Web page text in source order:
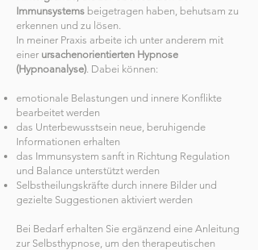
Immunsystems beigetragen haben, behutsam zu
erkennen und zu lösen.
In meiner Praxis arbeite ich unter anderem mit
einer ursachenorientierten Hypnose
(Hypnoanalyse). Dabei können:
emotionale Belastungen und innere Konflikte
bearbeitet werden
das Unterbewusstsein neue, beruhigende
Informationen erhalten
das Immunsystem sanft in Richtung Regulation
und Balance unterstützt werden
Selbstheilungskräfte durch innere Bilder und
gezielte Suggestionen aktiviert werden
Bei Bedarf erhalten Sie ergänzend eine Anleitung
zur Selbsthypnose, um den therapeutischen